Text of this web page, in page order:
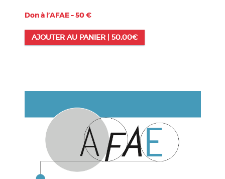
Don à l’AFAE – 50 €
AJOUTER AU PANIER | 50,00€